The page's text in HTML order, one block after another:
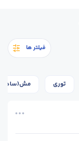
فیلتر ها
توری مش(ساده